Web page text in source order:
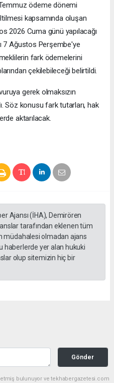
Temmuz ödeme dönemi
kapsamında oluşan
2026 Cuma günü yapılacağı
7 Ağustos Perşembe'ye
fark ödemelerini
çekilebileceği belirtildi.
gerek olmaksızın
Söz konusu fark tutarları, hak
aktarılacak.
Ajansı (İHA), Demirören
tarafından eklenen tüm
müdahalesi olmadan ajans
haberlerde yer alan hukuki
olup sitemizin hiç bir
Gönder
etmiş bulunuyor ve tekhabergazetesi.com